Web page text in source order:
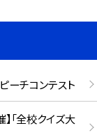
ーチコンテスト
「全校クイズ大